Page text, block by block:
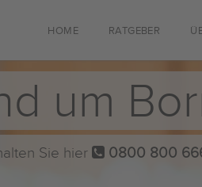
HOME RATGEBER
um
Sie hier 0800 800